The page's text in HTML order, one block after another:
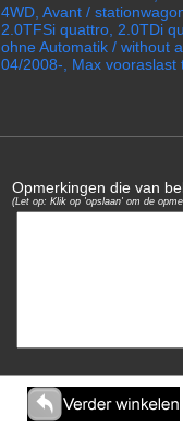
4WD, Avant /
2.0TFSi quattro, 2.0TDi
ohne Automatik / without
04/2008-, Max vooraslast
Opmerkingen die van
(Let op: Klik op 'opslaan' om de